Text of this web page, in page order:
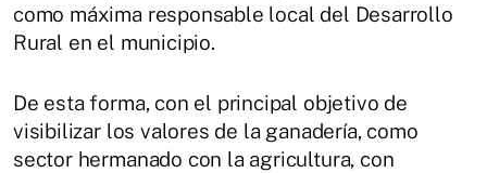
como máxima responsable local del Desarrollo
Rural en el municipio.
De esta forma, con el principal objetivo de
visibilizar los valores de la ganadería, como
sector hermanado con la agricultura, con